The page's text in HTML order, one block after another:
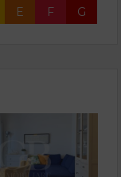
E F G